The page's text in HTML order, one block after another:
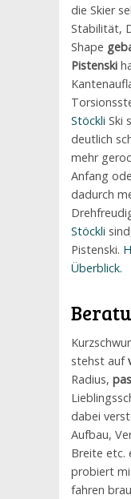
die Skier
Stabilität,
Shape
Pistenski
Stöckli Ski
deutlich
mehr
Anfang
dadurch
Stöckli
Pistenski.
Überblick.
stehst auf
Radius,
dabei
Aufbau,
Breite etc.
probiert
fahren